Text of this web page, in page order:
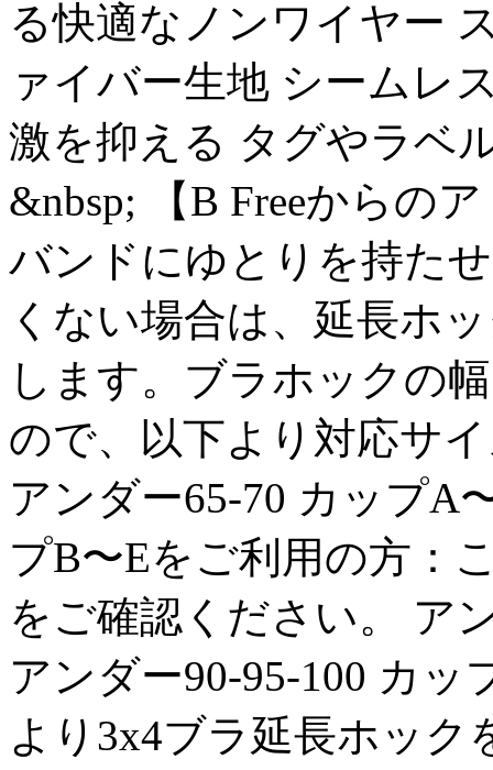
る快適なノンワイヤー
ァイバー生地 シームレ
激を抑える タグやラベ
&nbsp; 【B Freeからの
バンドにゆとりを持た
くない場合は、延長ホ
します。ブラホックの
ので、以下より対応サ
アンダー65-70 カップA
プB〜Eをご利用の方：
をご確認ください。 ア
アンダー90-95-100 カ
より3x4ブラ延長ホック